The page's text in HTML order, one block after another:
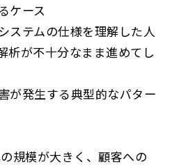
ケース
ステムの仕様を理解した人
析が不十分なまま進めてし
が発生する典型的なパター
規模が大きく、顧客への